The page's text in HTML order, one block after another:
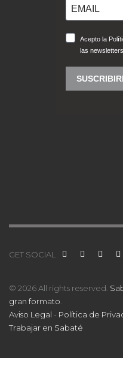
GET SOCIAL
© 2026 All rights reserved.
gran formato
Aviso Legal - Política de
Trabajar en Sabaté